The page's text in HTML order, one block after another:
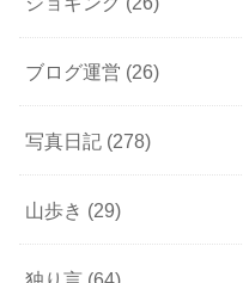
ブログ運営 (26)
写真日記 (278)
山歩き (29)